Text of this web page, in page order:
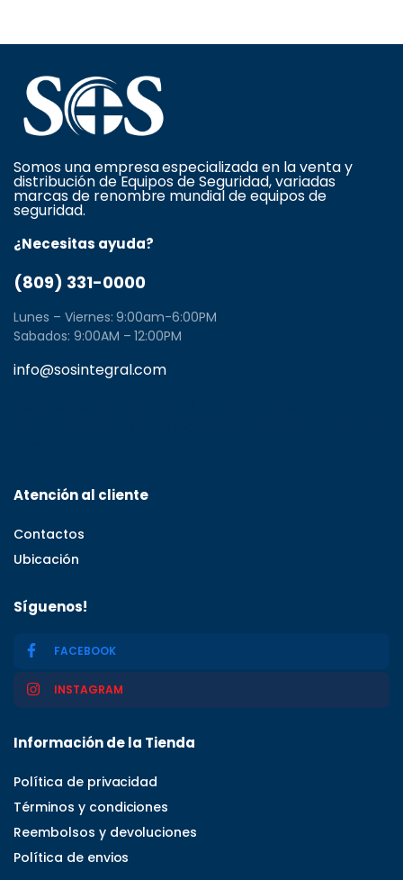
Somos una empresa especializada en la venta y
distribución de Equipos de Seguridad, variadas
marcas de renombre mundial de equipos de
seguridad.
¿Necesitas ayuda?
(809) 331-0000
Lunes – Viernes: 9:00am-6:00PM
Sabados: 9:00AM – 12:00PM
info@sosintegral.com
Atención al cliente
Contactos
Ubicación
Síguenos!
FACEBOOK
INSTAGRAM
Información de la Tienda
Política de privacidad
Términos y condiciones
Reembolsos y devoluciones
Política de envios